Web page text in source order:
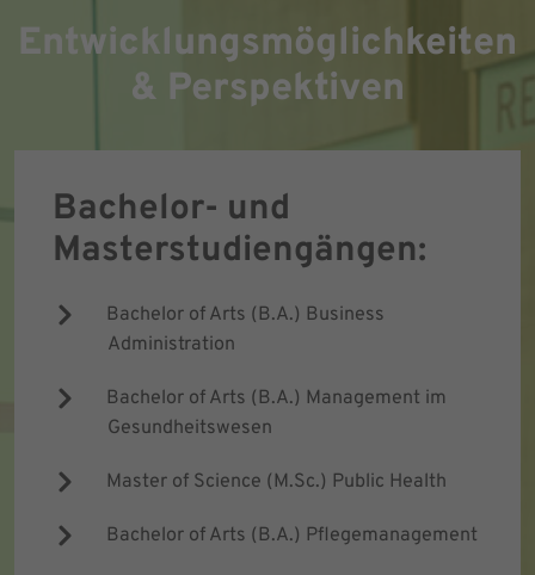
Entwicklungsmöglichkeiten
& Perspektiven
Bachelor- und
Masterstudiengängen:
Bachelor of Arts (B.A.) Business
Administration
Bachelor of Arts (B.A.) Management im
Gesundheitswesen
Master of Science (M.Sc.) Public Health
Bachelor of Arts (B.A.) Pflege­management